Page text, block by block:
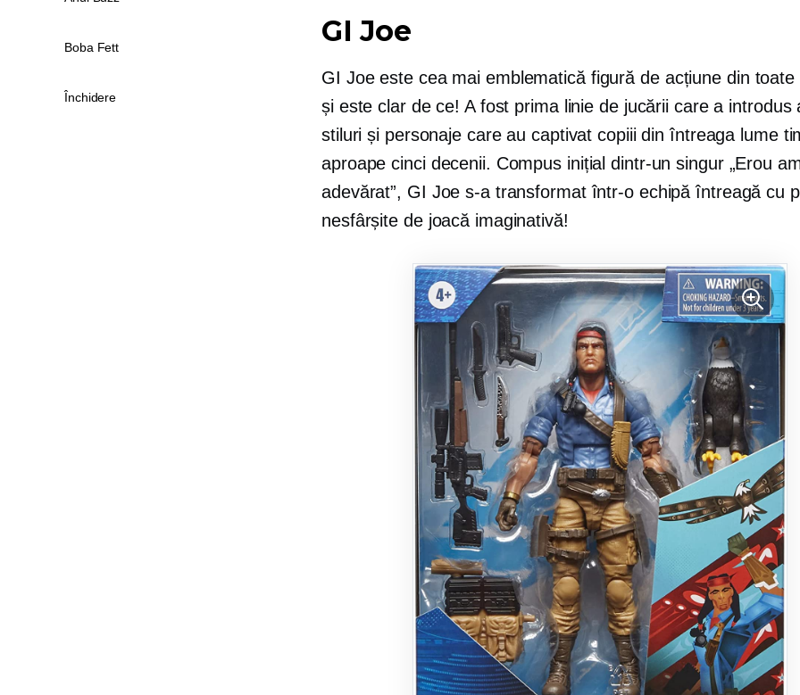
GI Joe
GI Joe este cea mai emblematică figură de acțiune din toate
și este clar de ce! A fost prima linie de jucării care a introdus
stiluri și personaje care au captivat copiii din întreaga lume
aproape cinci decenii. Compus inițial dintr-un singur „Erou
adevărat”, GI Joe s-a transformat într-o echipă întreagă cu
nesfârșite de joacă imaginativă!
Boba Fett
Închidere